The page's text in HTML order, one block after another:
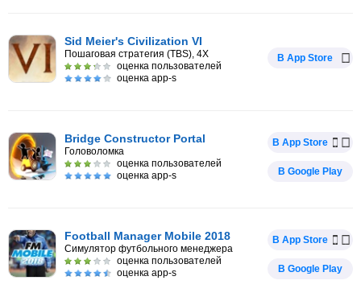
Sid Meier's Civilization VI
Пошаговая стратегия (TBS), 4X
оценка пользователей
оценка app-s
В App Store
Bridge Constructor Portal
Головоломка
оценка пользователей
оценка app-s
В App Store
В Google Play
Football Manager Mobile 2018
Симулятор футбольного менеджера
оценка пользователей
оценка app-s
В App Store
В Google Play